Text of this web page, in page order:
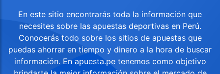
En este sitio encontrarás toda la información que
necesites sobre las apuestas deportivas en Perú.
Conocerás todo sobre los sitios de apuestas que
puedas ahorrar en tiempo y dinero a la hora de buscar
información. En apuesta.pe tenemos como objetivo